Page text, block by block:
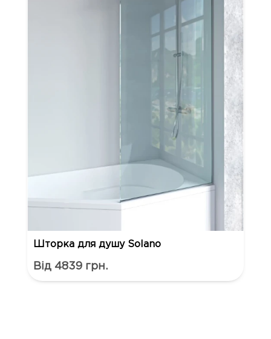
Шторка для душу Solano
Від 4839 грн.